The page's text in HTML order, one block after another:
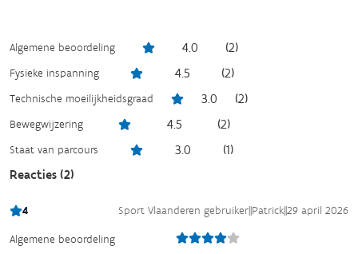
Algemene beoordeling 4.0 (2)
Fysieke inspanning 4.5 (2)
Technische moeilijkheidsgraad 3.0 (2)
Bewegwijzering 4.5 (2)
Staat van parcours 3.0 (1)
Reacties (2)
4 Sport Vlaanderen gebruiker||Patrick||29 april 2026
Algemene beoordeling